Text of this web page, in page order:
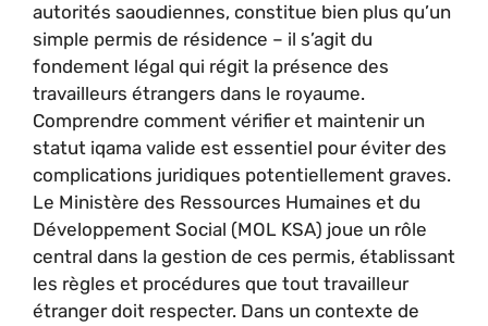
autorités saoudiennes, constitue bien plus qu’un
simple permis de résidence – il s’agit du
fondement légal qui régit la présence des
travailleurs étrangers dans le royaume.
Comprendre comment vérifier et maintenir un
statut iqama valide est essentiel pour éviter des
complications juridiques potentiellement graves.
Le Ministère des Ressources Humaines et du
Développement Social (MOL KSA) joue un rôle
central dans la gestion de ces permis, établissant
les règles et procédures que tout travailleur
étranger doit respecter. Dans un contexte de